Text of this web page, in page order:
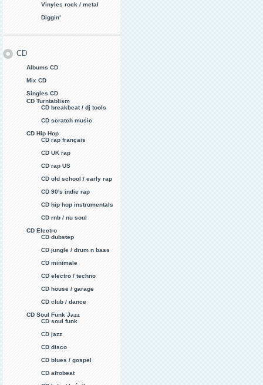
Vinyles rock / metal
Diggin'
CD
Albums CD
Mix CD
Singles CD
CD Turntablism
CD breakbeat / dj tools
CD scratch music
CD Hip Hop
CD rap français
CD UK rap
CD rap US
CD old school / early rap
CD 90's indie rap
CD hip hop instrumentals
CD rnb / nu soul
CD Electro
CD dubstep
CD jungle / drum n bass
CD minimale
CD electro / techno
CD house / garage
CD club / dance
CD Soul Funk Jazz
CD soul funk
CD jazz
CD disco
CD blues / gospel
CD afrobeat